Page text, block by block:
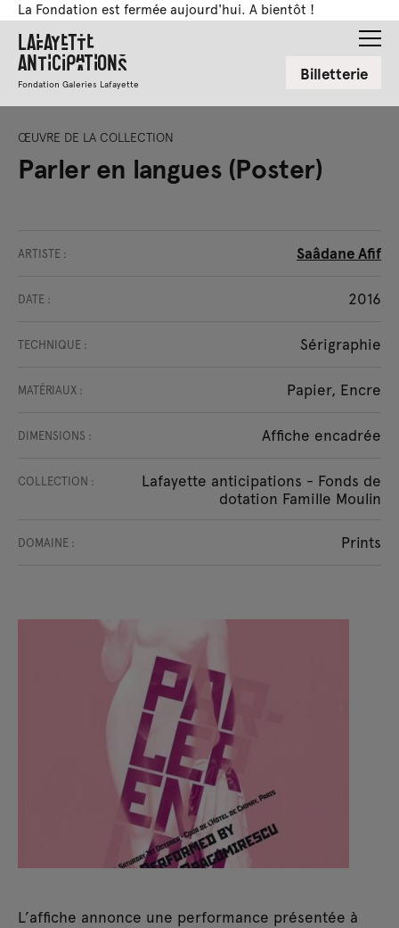
La Fondation est fermée aujourd'hui. A bientôt !
Lafayette
Anticipations
Fondation Galeries Lafayette Billetterie
ŒUVRE DE LA COLLECTION
Parler en langues (Poster)
ARTISTE : Saâdane Afif
DATE : 2016
TECHNIQUE : Sérigraphie
MATÉRIAUX : Papier, Encre
DIMENSIONS : Affiche encadrée
COLLECTION :
Lafayette anticipations - Fonds de
dotation Famille Moulin
DOMAINE : Prints
L’affiche annonce une performance présentée à